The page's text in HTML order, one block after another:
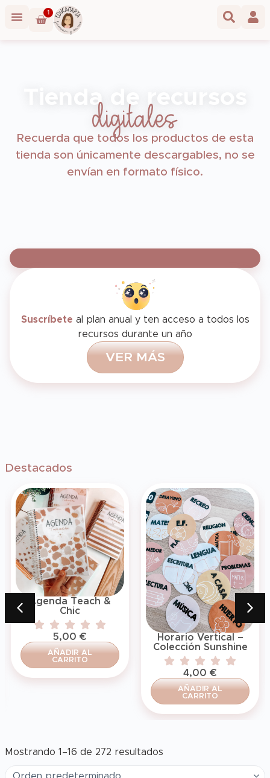
1
Tienda de recursos
digitales
Recuerda que todos los productos de esta
tienda son únicamente descargables, no se
envían en formato físico.
Suscríbete al plan anual y ten acceso a todos los
recursos durante un año
VE R M ÁS
Destacados
Agenda Teach &
Chic
5,00 €
AÑADIR AL
CARRITO
Horario Vertical –
Colección Sunshine
4,00 €
AÑADIR AL
CARRITO
Mostrando 1–16 de 272 resultados